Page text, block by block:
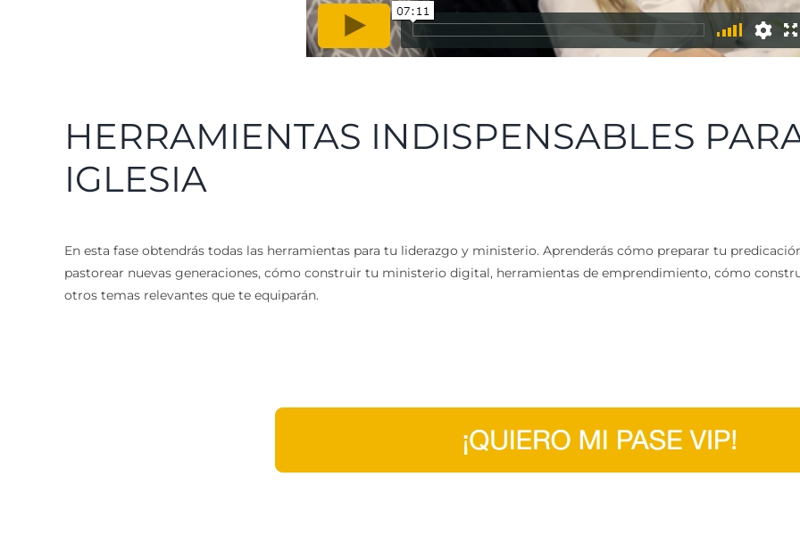
HERRAMIENTAS INDISPENSABLES
IGLESIA
En esta fase obtendrás todas las herramientas para tu liderazgo y ministerio. Aprenderás cómo preparar tu
pastorear nuevas generaciones, cómo construir tu ministerio digital, herramientas de emprendimiento, cómo
otros temas relevantes que te equiparán.